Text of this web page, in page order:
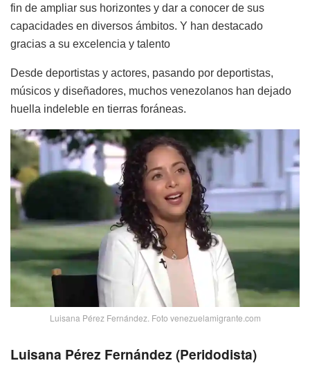
fin de ampliar sus horizontes y dar a conocer de sus
capacidades en diversos ámbitos. Y han destacado
gracias a su excelencia y talento
Desde deportistas y actores, pasando por deportistas,
músicos y diseñadores, muchos venezolanos han dejado
huella indeleble en tierras foráneas.
Luisana Pérez Fernández. Foto venezuelamigrante.com
Luisana Pérez Fernández (Peridodista)